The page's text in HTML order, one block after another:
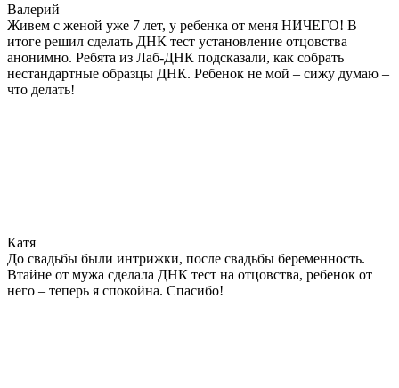
Валерий
Живем с женой уже 7 лет, у ребенка от меня НИЧЕГО! В
итоге решил сделать ДНК тест установление отцовства
анонимно. Ребята из Лаб-ДНК подсказали, как собрать
нестандартные образцы ДНК. Ребенок не мой – сижу думаю –
что делать!
Катя
До свадьбы были интрижки, после свадьбы беременность.
Втайне от мужа сделала ДНК тест на отцовства, ребенок от
него – теперь я спокойна. Спасибо!